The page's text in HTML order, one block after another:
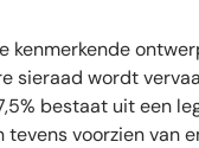
kenmerkende
sieraad wordt
bestaat uit een
voorzien van